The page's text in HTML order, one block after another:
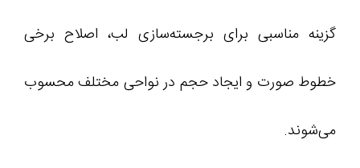
گزینه مناسبی برای برجسته‌سازی لب، اصلاح برخی
خطوط صورت و ایجاد حجم در نواحی مختلف محسوب
می‌شوند.